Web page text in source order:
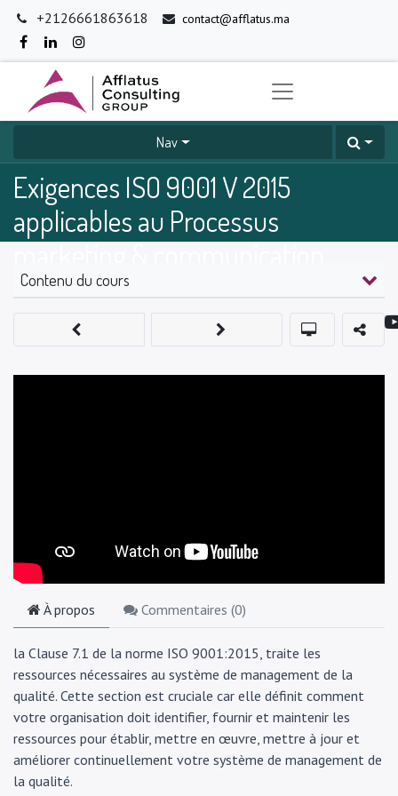
+2126661863618 contact@afflatus.ma
Nav
Exigences ISO 9001 V 2015
applicables au Processus
Contenu du cours
À propos Commentaires (0)
la Clause 7.1 de la norme ISO 9001:2015, traite les
ressources nécessaires au système de management de la
qualité. Cette section est cruciale car elle définit comment
votre organisation doit identifier, fournir et maintenir les
ressources pour établir, mettre en œuvre, mettre à jour et
améliorer continuellement votre système de management de
la qualité.